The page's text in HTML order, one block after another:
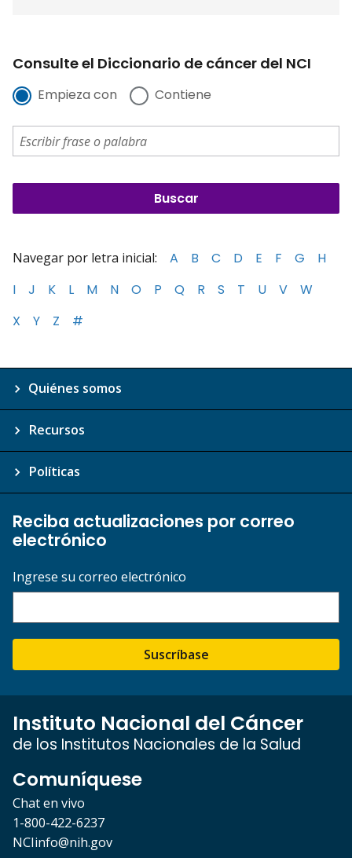
Consulte el Diccionario de cáncer del NCI
Empieza con Contiene
Navegar por letra inicial: A B C D E F G
H
I
J K L M N O P Q R S T U V
W
X
Y Z #
Quiénes somos
Recursos
Políticas
Reciba actualizaciones por correo
electrónico
Ingrese su correo electrónico
Suscríbase
Instituto Nacional del Cáncer
de los Institutos Nacionales de la Salud
Comuníquese
Chat en vivo
1-800-422-6237
NCIinfo@nih.gov